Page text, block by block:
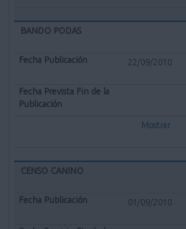
BANDO PODAS
22/09/2010
Mostrar
CENSO CANINO
01/09/2010